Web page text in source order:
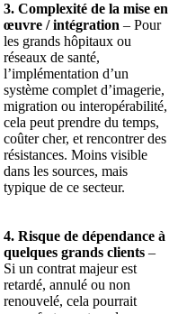
3. Complexité de la mise en
œuvre / intégration – Pour
les grands hôpitaux ou
réseaux de santé,
l’implémentation d’un
système complet d’imagerie,
migration ou interopérabilité,
cela peut prendre du temps,
coûter cher, et rencontrer des
résistances. Moins visible
dans les sources, mais
typique de ce secteur.
4. Risque de dépendance à
quelques grands clients –
Si un contrat majeur est
retardé, annulé ou non
renouvelé, cela pourrait